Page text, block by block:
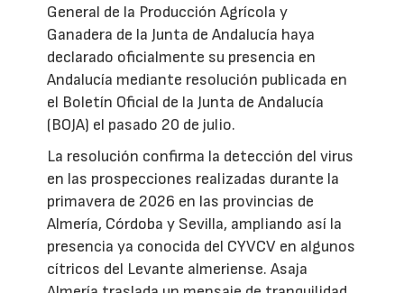
General de la Producción Agrícola y
Ganadera de la Junta de Andalucía haya
declarado oficialmente su presencia en
Andalucía mediante resolución publicada en
el Boletín Oficial de la Junta de Andalucía
(BOJA) el pasado 20 de julio.
La resolución confirma la detección del virus
en las prospecciones realizadas durante la
primavera de 2026 en las provincias de
Almería, Córdoba y Sevilla, ampliando así la
presencia ya conocida del CYVCV en algunos
cítricos del Levante almeriense. Asaja